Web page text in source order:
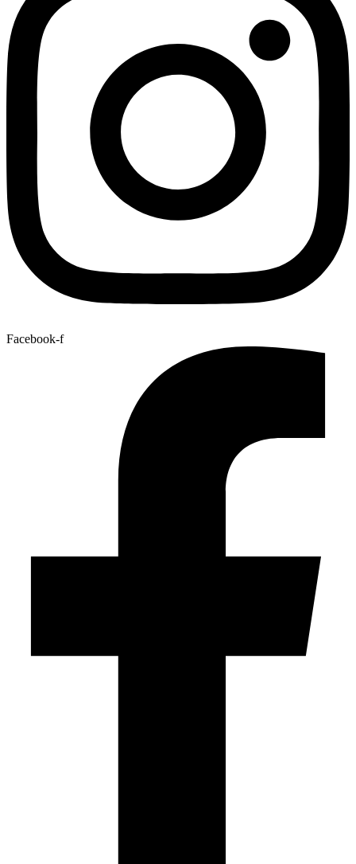
Facebook-f